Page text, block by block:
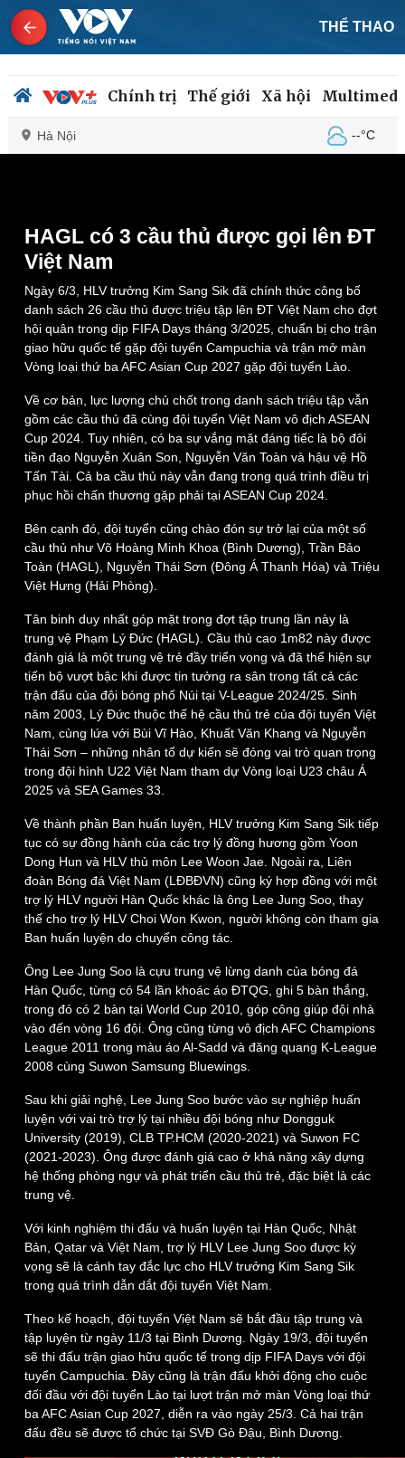
THỂ THAO
Chính trị Thế giới Xã hội
Hà Nội --°C
Đảng
Tổ chức nhân sự
Quốc hội
Nhận diện sự thật
Tin 24h
Giáo dục
Dấu ấn VOV
Việc làm
Biển đảo
Thế giới
Cuộc sống đó đây
Hồ sơ
Ảnh
E-Magazine
Infographic
Kinh tế
Bất động sản
Khởi nghiệp
Thị trường
Giá vàng
Tiêu dùng
Tỷ giá
Chứng khoán
Giá cà phê
supported.
HAGL có 3 cầu thủ được gọi lên ĐT
Việt Nam
Ngày 6/3, HLV trưởng Kim Sang Sik đã chính thức công bố
danh sách 26 cầu thủ được triệu tập lên ĐT Việt Nam cho đợt
hội quân trong dịp FIFA Days tháng 3/2025, chuẩn bị cho trận
giao hữu quốc tế gặp đội tuyển Campuchia và trận mở màn
Vòng loại thứ ba AFC Asian Cup 2027 gặp đội tuyển Lào.
Về cơ bản, lực lượng chủ chốt trong danh sách triệu tập vẫn
gồm các cầu thủ đã cùng đội tuyển Việt Nam vô địch ASEAN
Cup 2024. Tuy nhiên, có ba sự vắng mặt đáng tiếc là bộ đôi
tiền đạo Nguyễn Xuân Son, Nguyễn Văn Toàn và hậu vệ Hồ
Tấn Tài. Cả ba cầu thủ này vẫn đang trong quá trình điều trị
phục hồi chấn thương gặp phải tại ASEAN Cup 2024.
Bên cạnh đó, đội tuyển cũng chào đón sự trở lại của một số
cầu thủ như Võ Hoàng Minh Khoa (Bình Dương), Trần Bảo
Toàn (HAGL), Nguyễn Thái Sơn (Đông Á Thanh Hóa) và Triệu
Việt Hưng (Hải Phòng).
Tân binh duy nhất góp mặt trong đợt tập trung lần này là
trung vệ Phạm Lý Đức (HAGL). Cầu thủ cao 1m82 này được
đánh giá là một trung vệ trẻ đầy triển vọng và đã thể hiện sự
tiến bộ vượt bậc khi được tin tưởng ra sân trong tất cả các
trận đấu của đội bóng phố Núi tại V-League 2024/25. Sinh
năm 2003, Lý Đức thuộc thế hệ cầu thủ trẻ của đội tuyển Việt
Nam, cùng lứa với Bùi Vĩ Hào, Khuất Văn Khang và Nguyễn
Thái Sơn – những nhân tố dự kiến sẽ đóng vai trò quan trọng
trong đội hình U22 Việt Nam tham dự Vòng loại U23 châu Á
2025 và SEA Games 33.
Về thành phần Ban huấn luyện, HLV trưởng Kim Sang Sik tiếp
tục có sự đồng hành của các trợ lý đồng hương gồm Yoon
Dong Hun và HLV thủ môn Lee Woon Jae. Ngoài ra, Liên
đoàn Bóng đá Việt Nam (LĐBĐVN) cũng ký hợp đồng với một
trợ lý HLV người Hàn Quốc khác là ông Lee Jung Soo, thay
thế cho trợ lý HLV Choi Won Kwon, người không còn tham gia
Ban huấn luyện do chuyển công tác.
Ông Lee Jung Soo là cựu trung vệ lừng danh của bóng đá
Hàn Quốc, từng có 54 lần khoác áo ĐTQG, ghi 5 bàn thắng,
trong đó có 2 bàn tại World Cup 2010, góp công giúp đội nhà
vào đến vòng 16 đội. Ông cũng từng vô địch AFC Champions
League 2011 trong màu áo Al-Sadd và đăng quang K-League
2008 cùng Suwon Samsung Bluewings.
Sau khi giải nghệ, Lee Jung Soo bước vào sự nghiệp huấn
luyện với vai trò trợ lý tại nhiều đội bóng như Dongguk
University (2019), CLB TP.HCM (2020-2021) và Suwon FC
(2021-2023). Ông được đánh giá cao ở khả năng xây dựng
hệ thống phòng ngự và phát triển cầu thủ trẻ, đặc biệt là các
trung vệ.
Với kinh nghiệm thi đấu và huấn luyện tại Hàn Quốc, Nhật
Bản, Qatar và Việt Nam, trợ lý HLV Lee Jung Soo được kỳ
vọng sẽ là cánh tay đắc lực cho HLV trưởng Kim Sang Sik
trong quá trình dẫn dắt đội tuyển Việt Nam.
Theo kế hoạch, đội tuyển Việt Nam sẽ bắt đầu tập trung và
tập luyện từ ngày 11/3 tại Bình Dương. Ngày 19/3, đội tuyển
sẽ thi đấu trận giao hữu quốc tế trong dịp FIFA Days với đội
tuyển Campuchia. Đây cũng là trận đấu khởi động cho cuộc
đối đầu với đội tuyển Lào tại lượt trận mở màn Vòng loại thứ
ba AFC Asian Cup 2027, diễn ra vào ngày 25/3. Cả hai trận
đấu đều sẽ được tổ chức tại SVĐ Gò Đậu, Bình Dương.